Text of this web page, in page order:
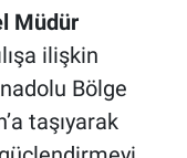
Müdür
ilişkin
Bölge
taşıyarak